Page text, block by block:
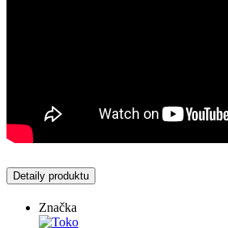
Detaily produktu
Značka